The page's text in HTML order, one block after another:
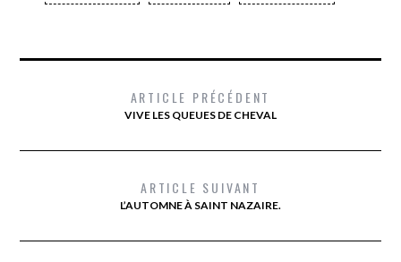
ARTICLE PRÉCÉDENT
VIVE LES QUEUES DE CHEVAL
ARTICLE SUIVANT
L’AUTOMNE À SAINT NAZAIRE.